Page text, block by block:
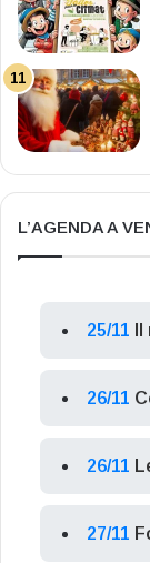
L’AGENDA A
25/11
26/11
26/11
27/11